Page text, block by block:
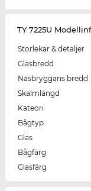
TY 7225U
Storlekar & detaljer
Glasbredd
Näsbryggans bredd
Skalmlängd
Kateori
Bågtyp
Glas
Bågfärg
Glasfärg